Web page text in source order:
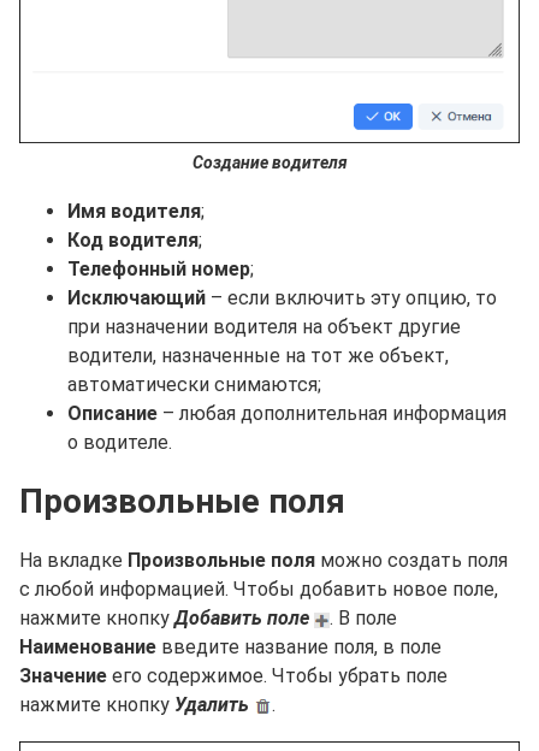
Создание водителя
Имя водителя;
Код водителя;
Телефонный номер;
Исключающий – если включить эту опцию, то
при назначении водителя на объект другие
водители, назначенные на тот же объект,
автоматически снимаются;
Описание – любая дополнительная информация
о водителе.
Произвольные поля
На вкладке Произвольные поля можно создать поля
с любой информацией. Чтобы добавить новое поле,
нажмите кнопкуДобавить поле
. В поле
Наименование введите название поля, в поле
Значение его содержимое. Чтобы убрать поле
нажмите кнопку Удалить .